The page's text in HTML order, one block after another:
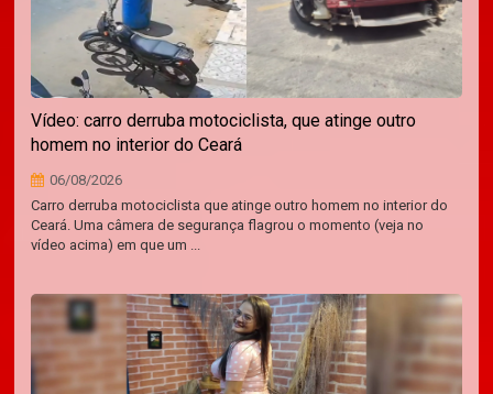
Vídeo: carro derruba motociclista, que atinge outro
homem no interior do Ceará
06/08/2026
Carro derruba motociclista que atinge outro homem no interior do
Ceará. Uma câmera de segurança flagrou o momento (veja no
vídeo acima) em que um ...